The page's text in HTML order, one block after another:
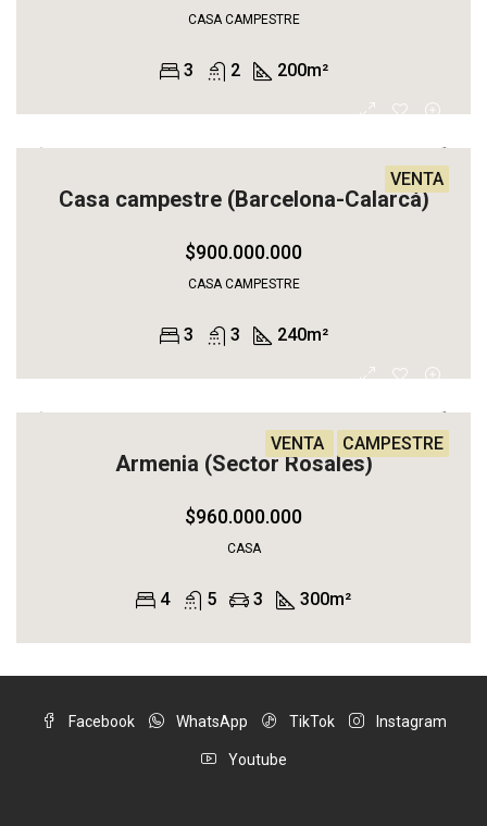
CASA CAMPESTRE
3 2 200m²
VENTA
Casa campestre (Barcelona-Calarcá)
$900.000.000
CASA CAMPESTRE
3 3 240m²
VENTA CAMPESTRE
Armenia (Sector Rosales)
$960.000.000
CASA
4 5 3 300m²
Facebook WhatsApp TikTok Instagram
Youtube